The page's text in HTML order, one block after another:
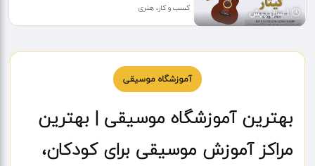
1 سال پیش کسب و کار، هنری
آموزشگاه موسیقی
بهترین آموزشگاه موسیقی | بهترین
مراکز آموزش موسیقی برای کودکان،